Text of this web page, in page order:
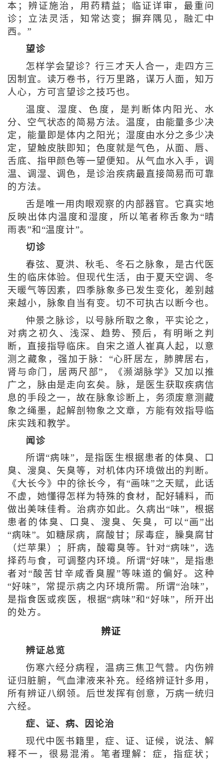
本；辨证施治，用药精益；临证详审，最重问
诊；立法灵活，知常达变；摒弃隅见，融汇中
西。”
望诊
怎样学会望诊？行三才天人合一，走四方三
因制宜。读万卷书，行万里路，谋万人面，知万
人心，方可言望诊之技巧也。
温度、湿度、色度，是判断体内阳光、水
分、空气状态的简易方法。温度，由能量多少决
定，能量即是体内之阳光；湿度由水分之多少决
定，望触皮肤即知；色度就是气色，从面、唇、
舌底、指甲颜色等一望便知。从气血水入手，调
温、调湿、调色，是诊治疾病最直接简易而可靠
的方法。
舌是唯一用肉眼观察的内部器官。它真实地
反映出体内温度和湿度，所以笔者称舌象为“晴
雨表”和“温度计”。
切诊
春弦、夏洪、秋毛、冬石之脉象，是古代医
生的临床体验。但现代生活，由于夏天空调、冬
天暖气等因素，四季脉象多已发生变化，差别越
来越小，脉象自当有变。切不可执古以断今也。
仲景之脉诊，以号脉所取之象，平实论之，
对病之初久、浅深、趋势、预后，有明晰之判
断，直接指导临床。自宋之道人崔真人起，以意
测之藏象，强加于脉：“心肝居左，肺脾居右，
肾与命门，居两尺部”，《濒湖脉学》又加以推
广之，脉由是走向玄矣。脉，是医生获取疾病信
息的手段之一，故在脉象诊断上，务须废意测藏
象之绳墨，起解剖物象之文章，方能有效指导临
床实践和教学。
闻诊
所谓“病味”，是指医生根据患者的体臭、口
臭、溲臭、矢臭等，对机体内环境做出的判断。
《大长今》中的徐长今，有“画味”之天赋，此话
不虚，她懂得怎样为特殊的食材，配好辅料，而
做出美味佳肴。治病亦如此。久病出“味”，根据
患者的体臭、口臭、溲臭、矢臭，可以“画”出
“病味”。如糖尿病，腐酸甘；尿毒症，臊臭腐甘
（烂苹果）；肝病，酸霉臭等。针对“病味”，选
择药与食，可调整内环境。所谓“好味”，是指患
者对“酸苦甘辛咸香臭腥”等味道的偏好。这种
“好味”，常提示病之内环境所需。所谓“治味”，
是指食医或疾医，根据“病味”和“好味”，所开出
的处方。
辨证
辨证总览
伤寒六经分病程，温病三焦卫气营。内伤辨
证归脏腑，气血津液来补充。经络辨证针多用，
所有辨证八纲领。后世发挥有创意，万病一统归
六经。
症、证、病、因论治
现代中医书籍里，症、证、证候，说法、解
释不一，很易混淆。笔者理解：症，指症状；